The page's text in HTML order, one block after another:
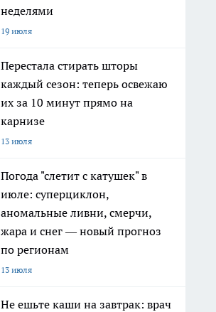
неделями
19 июля
Перестала стирать шторы
каждый сезон: теперь освежаю
их за 10 минут прямо на
карнизе
13 июля
Погода "слетит с катушек" в
июле: суперциклон,
аномальные ливни, смерчи,
жара и снег — новый прогноз
по регионам
13 июля
Не ешьте каши на завтрак: врач